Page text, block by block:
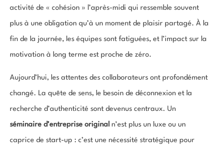
activité de « cohésion » l’après-midi qui ressemble souvent
plus à une obligation qu’à un moment de plaisir partagé. À la
fin de la journée, les équipes sont fatiguées, et l’impact sur la
motivation à long terme est proche de zéro.
Aujourd’hui, les attentes des collaborateurs ont profondément
changé. La quête de sens, le besoin de déconnexion et la
recherche d’authenticité sont devenus centraux. Un
séminaire d’entreprise original n’est plus un luxe ou un
caprice de start-up : c’est une nécessité stratégique pour